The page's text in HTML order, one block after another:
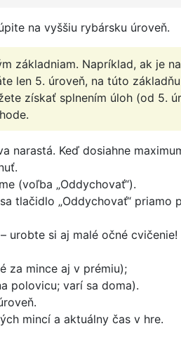
na vyššiu rybársku úroveň.
základniam. Napríklad, ak je
len 5. úroveň, na túto
získať splnením úloh (od 5.
narastá. Keď dosiahne
(voľba „Oddychovať“).
tlačidlo „Oddychovať“ priamo
urobte si aj malé očné cvičenie!
za mince aj v prémiu);
polovicu; varí sa doma).
mincí a aktuálny čas v hre.